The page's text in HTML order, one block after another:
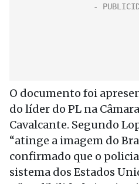
O documento foi
do líder do PL na
Cavalcante. Segundo
“atinge a imagem do
confirmado que o
sistema dos Estados